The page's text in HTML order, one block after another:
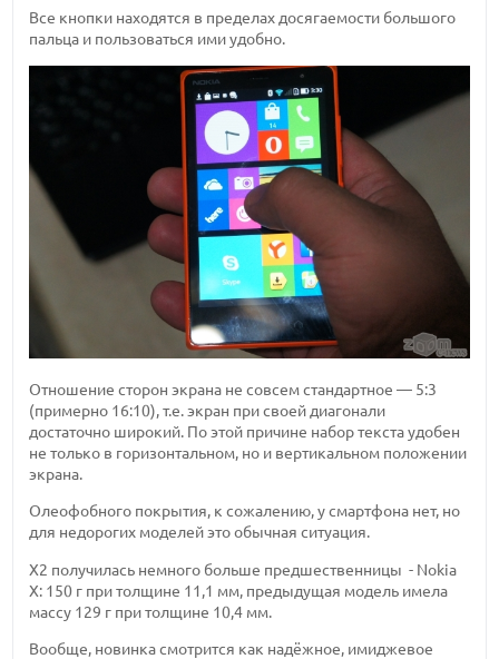
Все кнопки находятся в пределах досягаемости большого
пальца и пользоваться ими удобно.
Отношение сторон экрана не совсем стандартное — 5:3
(примерно 16:10), т.е. экран при своей диагонали
достаточно широкий. По этой причине набор текста удобен
не только в горизонтальном, но и вертикальном положении
экрана.
Олеофобного покрытия, к сожалению, у смартфона нет, но
для недорогих моделей это обычная ситуация.
Х2 получилась немного больше предшественницы - Nokia
X: 150 г при толщине 11,1 мм, предыдущая модель имела
массу 129 г при толщине 10,4 мм.
Вообще, новинка смотрится как надёжное, имиджевое